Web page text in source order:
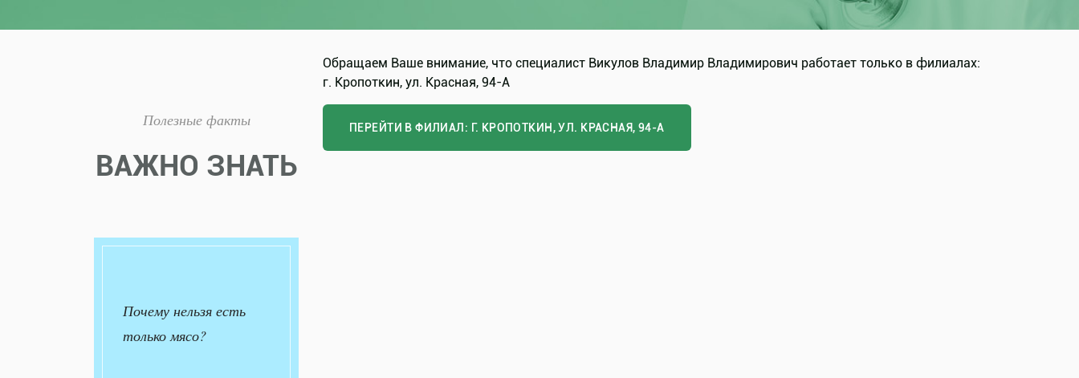
Обращаем Ваше внимание, что специалист Викулов Владимир Владимирович работает только в филиалах:
г. Кропоткин, ул. Красная, 94-А
ПЕРЕЙТИ В ФИЛИАЛ: Г. КРОПОТКИН, УЛ. КРАСНАЯ, 94-А
Полезные факты
ВАЖНО ЗНАТЬ
Почему нельзя есть
только мясо?